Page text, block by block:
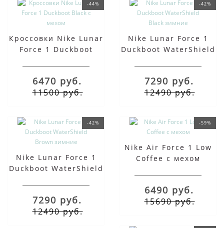
-44%
Кроссовки Nike Lunar
Force 1 Duckboot
6470 руб.
11500 руб.
-42%
Nike Lunar Force 1
Duckboot WaterShield
7290 руб.
12490 руб.
-42%
Nike Lunar Force 1
Duckboot WaterShield
7290 руб.
12490 руб.
-59%
Nike Air Force 1 Low
Coffee с мехом
6490 руб.
15690 руб.